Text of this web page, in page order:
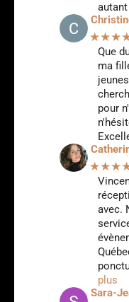
autant
Que
ma
pour
avec.
plus
Sara-